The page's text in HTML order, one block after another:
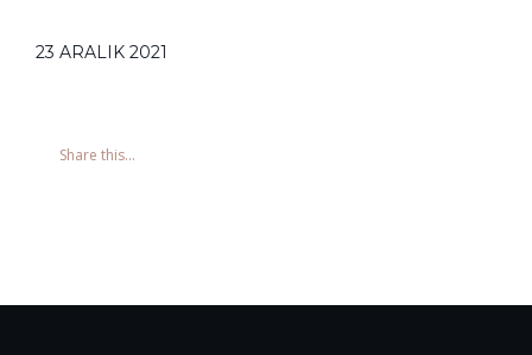
23 ARALIK 2021
Share this...